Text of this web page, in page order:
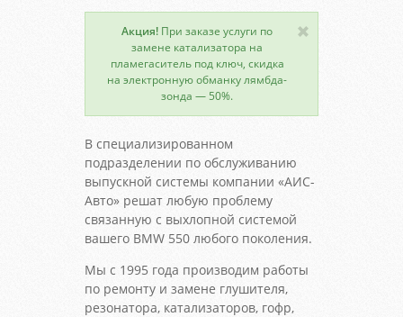
Акция! При заказе услуги по
замене катализатора на
пламегаситель под ключ, скидка
на электронную обманку лямбда-
зонда — 50%.
В специализированном
подразделении по обслуживанию
выпускной системы компании «АИС-
Авто» решат любую проблему
связанную с выхлопной системой
вашего BMW 550 любого поколения.
Мы с 1995 года производим работы
по ремонту и замене глушителя,
резонатора, катализаторов, гофр,